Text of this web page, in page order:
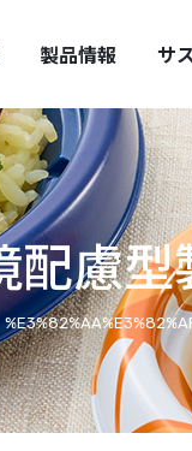
製品情報
提供
サ
配慮